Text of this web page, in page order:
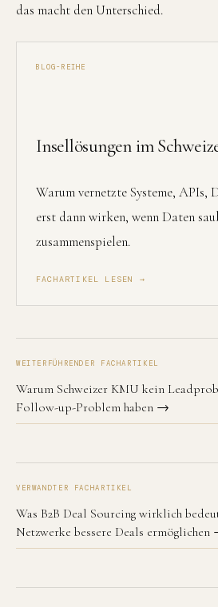
das macht den Unterschied.
BLOG-REIHE
Insellösungen im
Warum vernetzte Systeme, APIs,
erst dann wirken, wenn Daten
zusammenspielen.
FACHARTIKEL LESEN →
WEITERFÜHRENDER FACHARTIKEL
Warum Schweizer KMU kein
Follow-up-Problem haben →
VERWANDTER FACHARTIKEL
Was B2B Deal Sourcing wirklich
Netzwerke bessere Deals